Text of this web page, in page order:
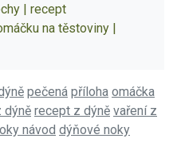
| recept
na těstoviny |
pečená příloha omáčka
dýně recept z dýně vaření z
návod dýňové noky